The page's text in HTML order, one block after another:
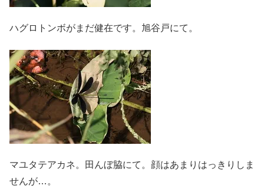
ハグロトンボがまだ健在です。旭谷戸にて。
マユタテアカネ。田んぼ脇にて。顔はあまりはっきりしま
せんが…。